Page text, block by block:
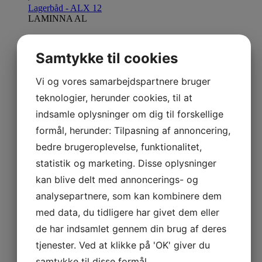
Lagerbåd - ALX 12
LAMINNA AL
Lagerbåd - AL 9,5
Udforsk Lammina UL
Lagerbåd - UL 10
MARES VSX
Udforsk Mares VSX
Lagerbåd VSX 10
Lagerbåd VSX 11
Lagerbåd VSX 12
NAUTILUS
Udforsk Nautilus
Ingen både fundet
NAVIGO
Samtykke til cookies
Vi og vores samarbejdspartnere bruger
teknologier, herunder cookies, til at
indsamle oplysninger om dig til forskellige
formål, herunder: Tilpasning af annoncering,
bedre brugeroplevelse, funktionalitet,
statistik og marketing. Disse oplysninger
kan blive delt med annoncerings- og
analysepartnere, som kan kombinere dem
med data, du tidligere har givet dem eller
de har indsamlet gennem din brug af deres
tjenester. Ved at klikke på 'OK' giver du